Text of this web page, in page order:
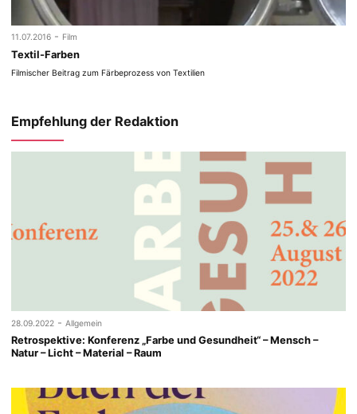
11.07.2016 - Film
Textil-Farben
Filmischer Beitrag zum Färbeprozess von Textilien
Empfehlung der Redaktion
28.09.2022 - Allgemein
Retrospektive: Konferenz „Farbe und Gesundheit“ – Mensch –
Natur – Licht – Material – Raum